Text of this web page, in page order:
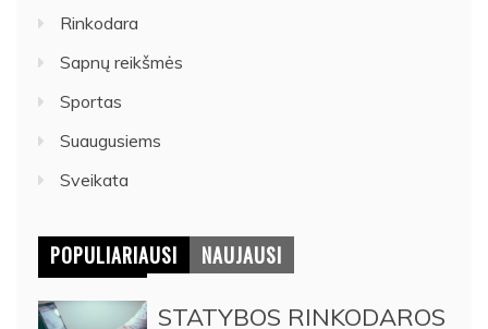
Rinkodara
Sapnų reikšmės
Sportas
Suaugusiems
Sveikata
POPULIARIAUSI NAUJAUSI
STATYBOS RINKODAROS